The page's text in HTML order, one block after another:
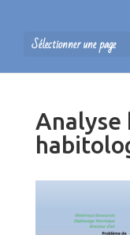
Sélectionner une page
Analyse